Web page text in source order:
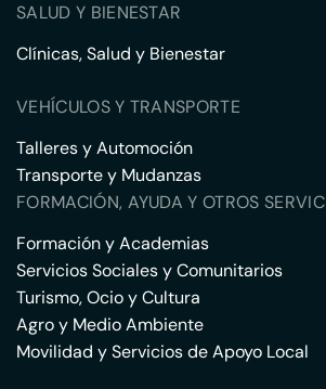
SALUD Y BIENESTAR
Clínicas, Salud y Bienestar
VEHÍCULOS Y TRANSPORTE
Talleres y Automoción
Transporte y Mudanzas
FORMACIÓN, AYUDA Y OTROS
Formación y Academias
Servicios Sociales y Comunitarios
Turismo, Ocio y Cultura
Agro y Medio Ambiente
Movilidad y Servicios de Apoyo Local